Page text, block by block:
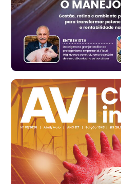
Ovo Vermelho - Regional
Vermelho
R$ 171,15
cx
Ovo Branco - Regional
Santa Maria do Jetibá (ES)
R$ 139,43
cx
Ovo Branco - Regional
Recife (PE)
R$ 149,79
cx
Ovo Vermelho - Regional
Recife (PE)